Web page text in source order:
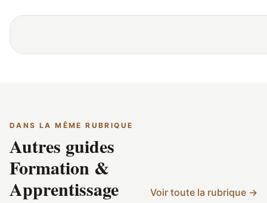
DANS LA MÊME RUBRIQUE
Autres guides
Formation &
Apprentissage
Voir toute la rubrique →